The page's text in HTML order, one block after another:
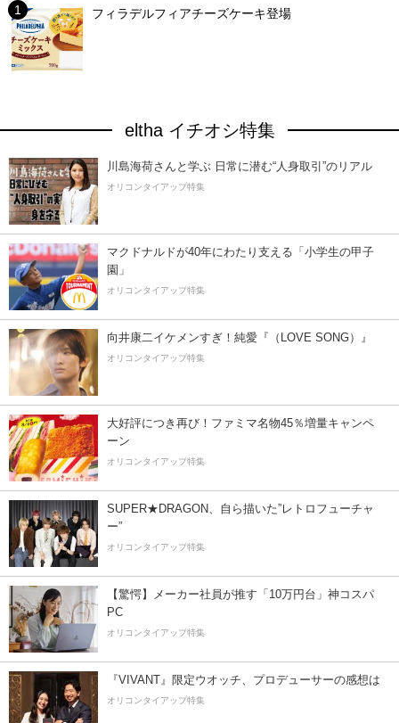
フィラデルフィアチーズケーキ登場
eltha イチオシ特集
川島海荷さんと学ぶ 日常に潜む“人身取引”のリアル
オリコンタイアップ特集
マクドナルドが40年にわたり支える「小学生の甲子
園」
オリコンタイアップ特集
向井康二イケメンすぎ！純愛『（LOVE SONG）』
オリコンタイアップ特集
大好評につき再び！ファミマ名物45％増量キャンペ
ーン
オリコンタイアップ特集
SUPER★DRAGON、自ら描いた”レトロフューチャ
ー”
オリコンタイアップ特集
【驚愕】メーカー社員が推す「10万円台」神コスパ
PC
オリコンタイアップ特集
『VIVANT』限定ウオッチ、プロデューサーの感想は
オリコンタイアップ特集